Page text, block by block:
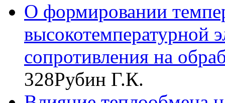
О формировании
высокотемпературной
сопротивления на
328Рубин Г.К.